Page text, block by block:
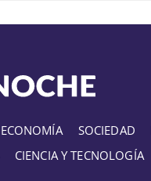
ECONOMÍA SOCIEDAD
CIENCIA Y TECNOLOGÍA